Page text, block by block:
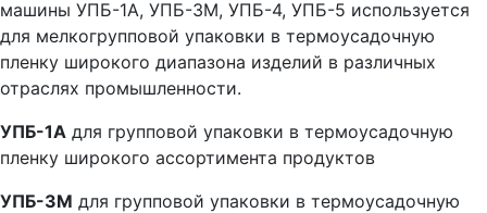
машины УПБ-1А, УПБ-3М, УПБ-4, УПБ-5 используется
для мелкогрупповой упаковки в термоусадочную
пленку широкого диапазона изделий в различных
отраслях промышленности.
УПБ-1А для групповой упаковки в термоусадочную
пленку широкого ассортимента продуктов
УПБ-3М для групповой упаковки в термоусадочную